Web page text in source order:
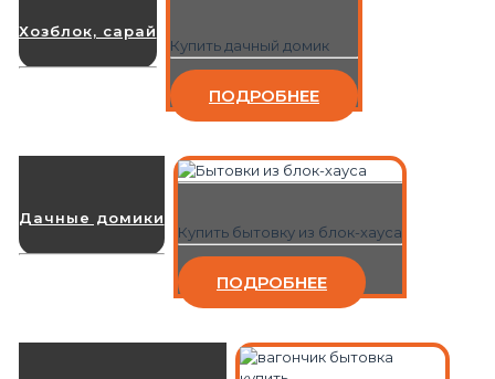
Хозблок, сарай
Купить дачный домик
ПОДРОБНЕЕ
Дачные домики
Купить бытовку из блок-хауса
ПОДРОБНЕЕ